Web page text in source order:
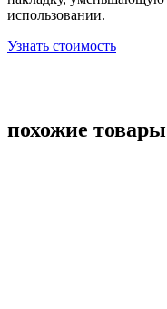
использовании.
Узнать стоимость
похожие товары